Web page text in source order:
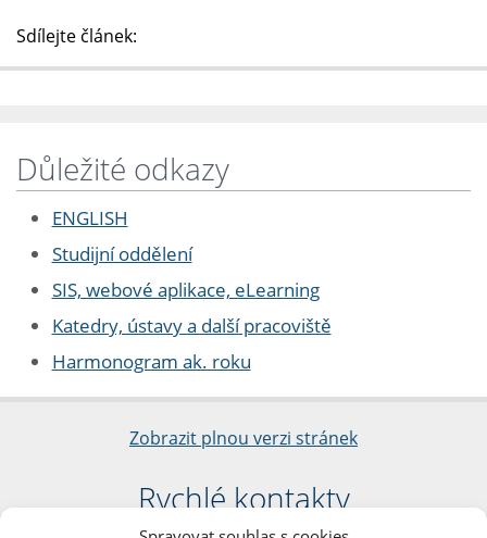
Sdílejte článek:
Důležité odkazy
ENGLISH
Studijní oddělení
SIS, webové aplikace, eLearning
Katedry, ústavy a další pracoviště
Harmonogram ak. roku
Zobrazit plnou verzi stránek
Rychlé kontakty